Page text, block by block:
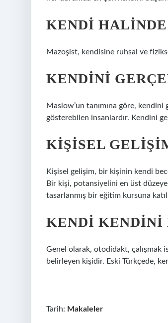
KENDI
Mazoşist, kendisine ruhsal ve
KENDINI
Maslow’un tanımına göre,
gösterebilen insanlardır. Kendini
KIŞISEL
Kişisel gelişim, bir kişinin kendi
Bir kişi, potansiyelini en üst
tasarlanmış bir eğitim kursuna
KENDI KENDINI
Genel olarak, otodidakt, çalışmak
belirleyen kişidir. Eski Türkçede,
Tarih: Makaleler